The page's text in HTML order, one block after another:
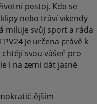
postoj. Kdo se
nebo tráví víkendy
miluje svůj sport a ráda
je určena právě k
svou vášeň pro
i na zemi dát jasně